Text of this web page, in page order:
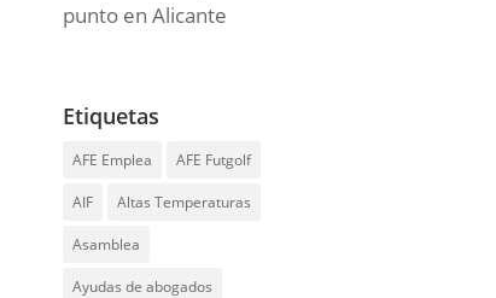
punto en Alicante
Etiquetas
AFE Emplea AFE Futgolf
AIF Altas Temperaturas
Asamblea
Ayudas de abogados